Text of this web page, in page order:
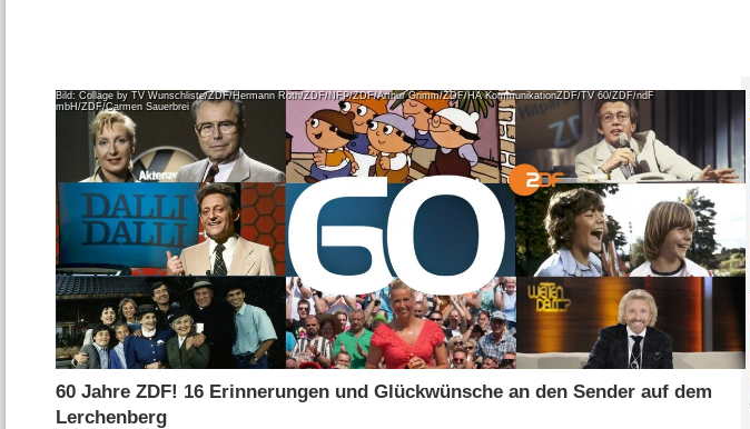
Bild: Collage by TV Wunschliste/ZDF/Hermann Roth/ZDF/NFP/ZDF/Arthur Grimm/ZDF/HA KommunikationZDF/TV 60/ZDF/ndF
mbH/ZDF/Carmen Sauerbrei
60 Jahre ZDF! 16 Erinnerungen und Glückwünsche an den Sender auf dem
Lerchenberg